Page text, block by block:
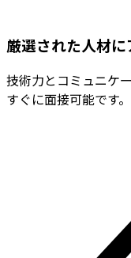
厳選された人材に
技術力とコミュニケ
すぐに面接可能です。